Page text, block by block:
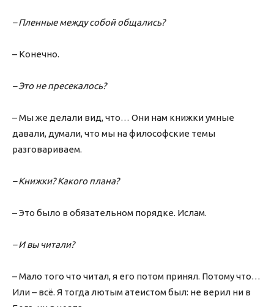
– Пленные между собой общались?
– Конечно.
– Это не пресекалось?
– Мы же делали вид, что… Они нам книжки умные
давали, думали, что мы на философские темы
разговариваем.
– Книжки? Какого плана?
– Это было в обязательном порядке. Ислам.
– И вы читали?
– Мало того что читал, я его потом принял. Потому что…
Или – всё. Я тогда лютым атеистом был: не верил ни в